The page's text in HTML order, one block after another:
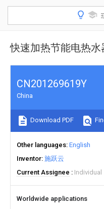
快速加热节能电热水
CN201269619Y
China
Download PDF
Other languages English
Inventor 施跃云
Current Assignee
Individual
Worldwide applications